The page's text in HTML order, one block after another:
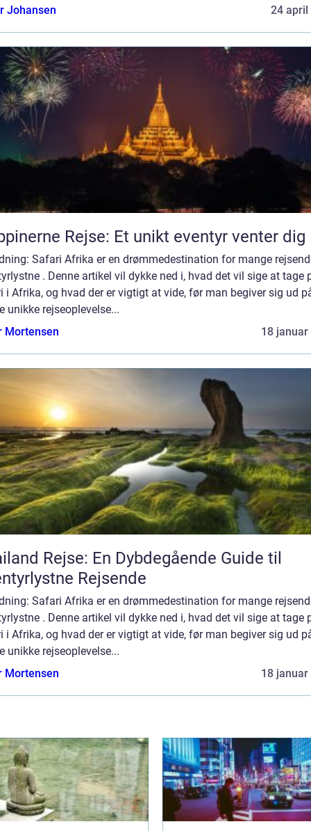
Johansen
24 april
Rejse: Et unikt eventyr venter dig
Safari Afrika er en drømmedestination for mange
. Denne artikel vil dykke ned i, hvad det vil sige at tage
i Afrika, og hvad der er vigtigt at vide, før man begiver sig ud
unikke rejseoplevelse...
Mortensen
18 januar
Rejse: En Dybdegående Guide til
Rejsende
Safari Afrika er en drømmedestination for mange
. Denne artikel vil dykke ned i, hvad det vil sige at tage
i Afrika, og hvad der er vigtigt at vide, før man begiver sig ud
unikke rejseoplevelse...
Mortensen
18 januar